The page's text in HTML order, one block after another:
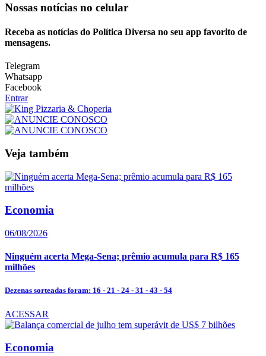
Nossas notícias no celular
Receba as notícias do Política Diversa no seu app favorito de
mensagens.
Telegram
Whatsapp
Facebook
Entrar
Veja também
Economia
06/08/2026
Ninguém acerta Mega-Sena; prêmio acumula para R$ 165
milhões
Dezenas sorteadas foram: 16 - 21 - 24 - 31 - 43 - 54
ACESSAR
Economia